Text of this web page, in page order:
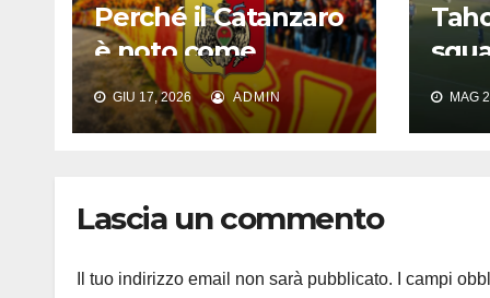
Perché il Catanzaro
è noto come
Timore del Nord:
origine e significato
GIU 17, 2026 ADMIN MAG
Lascia un commento
Il tuo indirizzo email non sarà pubblicato. I campi